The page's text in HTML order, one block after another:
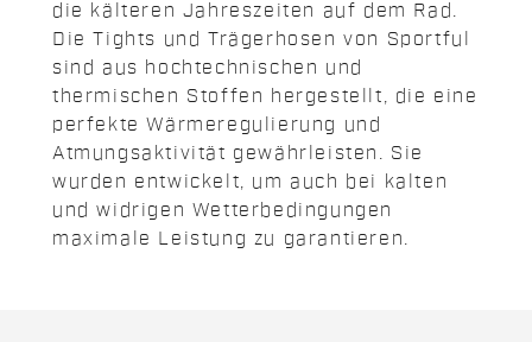
die kälteren Jahreszeiten auf dem Rad.
Die Tights und Trägerhosen von Sportful
sind aus hochtechnischen und
thermischen Stoffen hergestellt, die eine
perfekte Wärmeregulierung und
Atmungsaktivität gewährleisten. Sie
wurden entwickelt, um auch bei kalten
und widrigen Wetterbedingungen
maximale Leistung zu garantieren.